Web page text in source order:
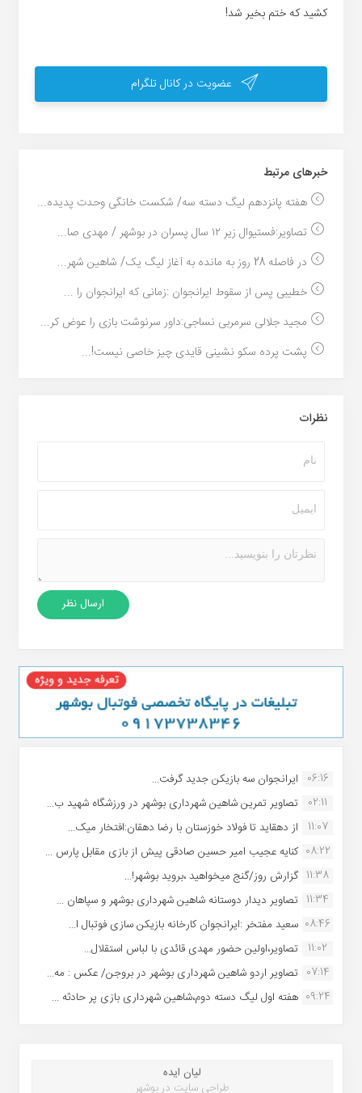
کشید که ختم بخیر شد!
عضویت در کانال تلگرام
خبر‌های مرتبط
هفته پانزدهم لیگ دسته سه/ شکست خانگی وحدت پدیده...
تصاویر:فستیوال زیر ۱۲ سال پسران در بوشهر / مهدی صا...
در فاصله 28 روز به مانده به آغاز لیگ یک/ شاهین شهر...
خطیبی پس از سقوط ایرانجوان :زمانی که ایرانجوان را ...
مجید جلالی سرمربی نساجی:داور سرنوشت بازی را عوض کر...
پشت پرده سکو نشینی قایدی چیز خاصی نیست!...
نظرات
06:16 ایرانجوان سه بازیکن جدید گرفت...
02:11
تصاویر تمرین شاهین شهردارى بوشهر در ورزشگاه شهید ب...
11:07
از دهقاید تا فولاد خوزستان با رضا دهقان:افتخار میک...
08:22 کنایه عجیب امیر حسین صادقی پیش از بازی مقابل پارس ...
11:38 گزارش روز/گنج میخواهید ،بروید بوشهر!...
11:34 تصاویر دیدار دوستانه شاهین شهردارى بوشهر و سپاهان ...
08:46 سعید مفتخر :ایرانجوان کارخانه بازیکن سازی فوتبال ا...
11:02
تصاویر،اولین حضور مهدی قائدی با لباس استقلال...
07:14 تصاویر اردو شاهین شهرداری بوشهر در بروجن/ عکس : مه...
09:24 هفته اول لیگ دسته دوم،شاهین شهرداری بازی پر حادثه ...
لیان ایده
طراحی سایت در بوشهر